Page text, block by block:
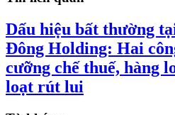
Dấu hiệu bất thường
Đông Holding: Hai
cưỡng chế thuế, hàng
loạt rút lui